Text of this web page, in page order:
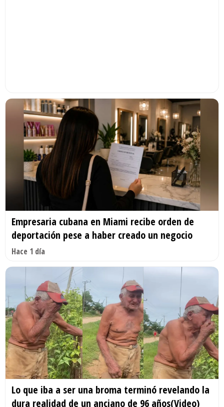
Empresaria cubana en Miami recibe orden de
deportación pese a haber creado un negocio
Hace 1 día
Lo que iba a ser una broma terminó revelando la
dura realidad de un anciano de 96 años(Video)